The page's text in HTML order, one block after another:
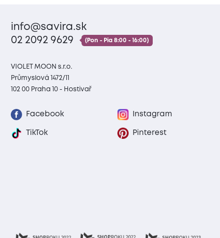
info@savira.sk
02 2092 9629
(Pon - Pia 8:00 - 16:00)
VIOLET MOON s.r.o.
Průmyslová 1472/11
102 00 Praha 10 - Hostivař
Facebook Instagram
TikTok Pinterest